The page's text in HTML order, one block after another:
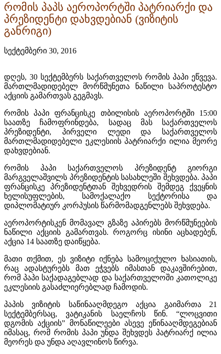
რომის პაპს აეროპორტში პატრიარქი და
პრეზიდენტი დახვდებიან (ვიზიტის
განრიგი)
სექტემბერი 30, 2016
დღეს, 30 სექტემბერს საქართველოს რომის პაპი ეწვევა.
მართლმადიდებელ მორწმუნეთა ნაწილი საპროტესტო
აქციის გამართვას გეგმავს.
რომის პაპი ფრანცისკე თბილისის აეროპორტში 15:00
საათზე ჩამოფრინდება, სადაც მას საქართველოს
პრეზიდენტი, პირველი ლედი და საქართველოს
მართლმადიდებელი ეკლესიის პატრიარქი ილია მეორე
დახვდებიან.
რომის პაპი საქართველოს პრეზიდენტ გიორგი
მარგველაშვილს პრეზიდენტის სასახლეში შეხვდება. პაპი
ფრანცისკე პრეზიდენტთან შეხვედრის შემდეგ ქვეყნის
ხელისუფლების, სამოქალაქო სექტორისა და
დიპლომატიურ კორპუსის წარმომადგენლებს შეხვდება.
აეროპორტისკენ მომავალ გზაზე აპირებს მორწმუნეების
ნაწილი აქციის გამართვას. როგორც ისინი აცხადებენ,
აქცია 14 საათზე დაიწყება.
მათი თქმით, ეს ვიზიტი იქნება სამოციქულო ხასიათის,
რაც ადასტურებს მათ ეჭვებს იმასთან დაკავშირებით,
რომ პაპი საქადაგებლად და საქართველოში კათოლიკე
ეკლესიის გასაძლიერებლად ჩამოდის.
პაპის ვიზიტის საწინააღმდეგო აქცია გაიმართა 21
სექტემბერსაც, ვატიკანის საელჩოს წინ. “ლოცვითი
დგომის აქციის” მონაწილეები ასევე ეწინააღმდეგებიან
იმასაც, რომ რომის პაპი უნდა შეხვდეს პატრიარქ ილია
მეორეს და უნდა აღავლინოს წირვა.